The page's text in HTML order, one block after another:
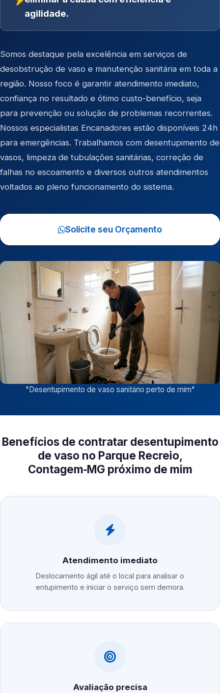
agilidade.
Somos destaque pela excelência em serviços de
desobstrução de vaso e manutenção sanitária em toda a
região. Nosso foco é garantir atendimento imediato,
confiança no resultado e ótimo custo-benefício, seja
para prevenção ou solução de problemas recorrentes.
Nossos especialistas Encanadores estão disponíveis 24h
para emergências. Trabalhamos com desentupimento de
vasos, limpeza de tubulações sanitárias, correção de
falhas no escoamento e diversos outros atendimentos
voltados ao pleno funcionamento do sistema.
Solicite seu Orçamento
"Desentupimento de vaso sanitário perto de mim"
Benefícios de contratar desentupimento
de vaso no Parque Recreio,
Contagem‑MG próximo de mim
Atendimento imediato
Deslocamento ágil até o local para analisar o
entupimento e iniciar o serviço sem demora.
Avaliação precisa